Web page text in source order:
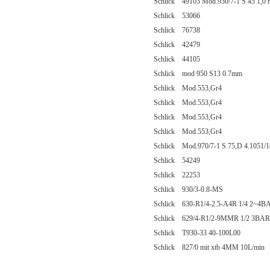
Schlick 53066
Schlick 76738
Schlick 42479
Schlick 44105
Schlick mod 950 S13 0.7mm
Schlick Mod.553,Gr4
Schlick Mod.553,Gr4
Schlick Mod.553,Gr4
Schlick Mod.553,Gr4
Schlick Mod.970/7-1 S 75,D 4.1051/
Schlick 54249
Schlick 22253
Schlick 930/3-0.8-MS
Schlick 630-R1/4-2.5-A4R 1/4
Schlick 629/4-R1/2-9MMR 1/2
Schlick T930-33 40-100L00
Schlick 827/0 mit xtb 4MM 10L/min